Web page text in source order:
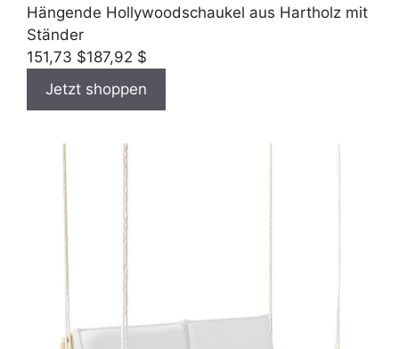
Hängende Hollywoodschaukel aus Hartholz mit
Ständer
151,73 $187,92 $
Jetzt shoppen